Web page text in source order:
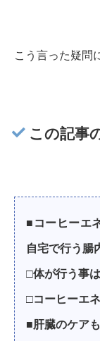
こう言った疑問
この記事
■コーヒーエ
自宅で行う腸
□体が行う事
□コーヒーエ
■肝臓のケア